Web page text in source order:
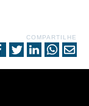
COMPARTILHE